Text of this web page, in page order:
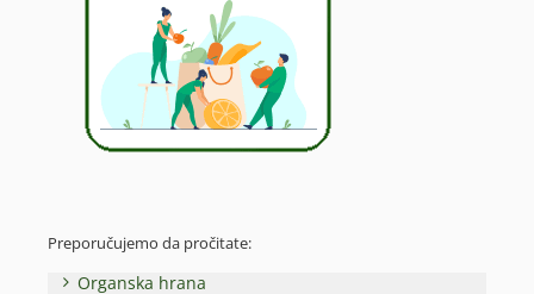
Preporučujemo da pročitate:
Organska hrana